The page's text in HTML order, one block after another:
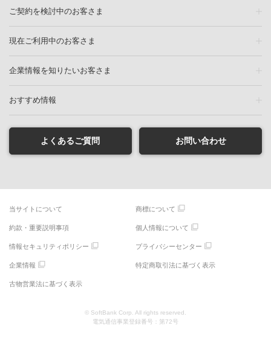
ご契約を検討中のお客さま
現在ご利用中のお客さま
企業情報を知りたいお客さま
おすすめ情報
よくあるご質問 お問い合わせ
当サイトについて 商標について
約款・重要説明事項 個人情報について
情報セキュリティポリシー プライバシーセンター
企業情報 特定商取引法に基づく表示
古物営業法に基づく表示
© SoftBank Corp. All rights reserved.
電気通信事業登録番号：第72号